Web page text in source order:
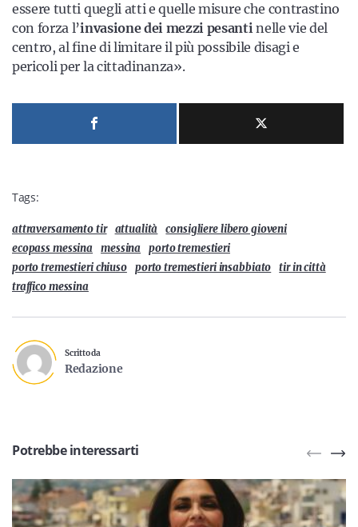
essere tutti quegli atti e quelle misure che contrastino
con forza l’invasione dei mezzi pesantinelle vie del
centro, al fine di limitare il più possibile disagi e
pericoli per la cittadinanza».
Tags:
attraversamento tir attualità
consigliere libero gioveni
ecopass messina messina porto tremestieri
porto tremestieri chiuso porto tremestieri insabbiato
tir in città
traffico messina
Scritto da
Redazione
Potrebbe interessarti